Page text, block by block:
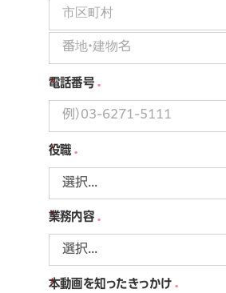
*
電話番号
*
役職
*
業務内容
*
本動画を知ったきっかけ